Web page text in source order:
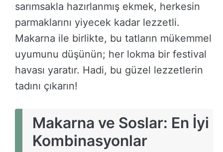
sarımsakla hazırlanmış ekmek, herkesin
parmaklarını yiyecek kadar lezzetli.
Makarna ile birlikte, bu tatların mükemmel
uyumunu düşünün; her lokma bir festival
havası yaratır. Hadi, bu güzel lezzetlerin
tadını çıkarın!
Makarna ve Soslar: En İyi
Kombinasyonlar